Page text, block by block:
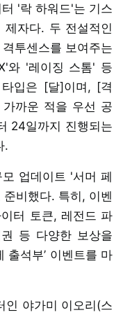
'락 하워드'는 기스
자다. 두 전설적인
투센스를 보여주는
와 '레이징 스톰' 등
입은 [달]이며, [격
까운 적을 우선 공
24일까지 진행되는
.
업데이트 '서머 페
비했다. 특히, 이벤
터 토큰, 레전드 파
등 다양한 보상을
출석부’ 이벤트를 마
인 야가미 이오리(스